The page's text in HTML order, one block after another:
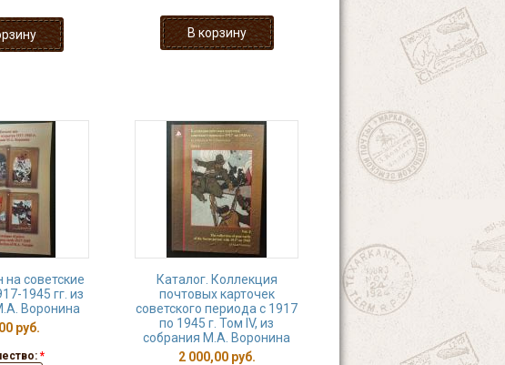
на советские
1945 гг. из
Воронина
руб.
*
Каталог. Коллекция
почтовых карточек
советского периода с 1917
по 1945 г. Том IV, из
собрания М.А. Воронина
2 000,00 руб.